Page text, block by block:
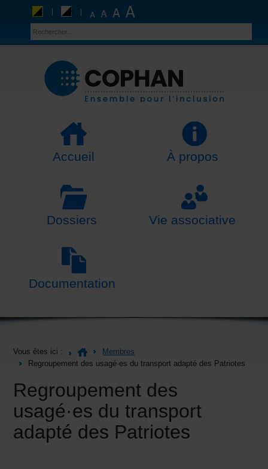
Accueil À propos
Dossiers Vie associative
Documentation
Vous êtes ici :
Membres
Regroupement des usagé·es du transport adapté des Patriotes
Regroupement des
usagé·es du transport
adapté des Patriotes